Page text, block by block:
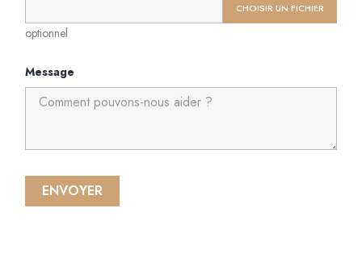
CHOISIR UN FICHIER
optionnel
Message